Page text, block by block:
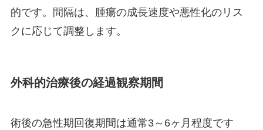
的です。間隔は、腫瘍の成長速度や悪性化のリス
クに応じて調整します。
外科的治療後の経過観察期間
術後の急性期回復期間は通常3～6ヶ月程度です